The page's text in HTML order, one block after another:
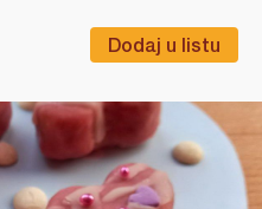
Dodaj u listu